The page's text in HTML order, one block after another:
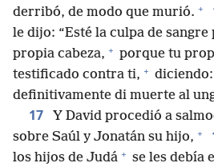
derribó, de modo que murió. +
le dijo: “Esté la culpa de
propia cabeza, + porque tu
testificado contra ti, + diciendo:
definitivamente di muerte al
17 Y David procedió a
sobre Saúl y Jonatán su hijo, +
los hijos de Judá + se les debía